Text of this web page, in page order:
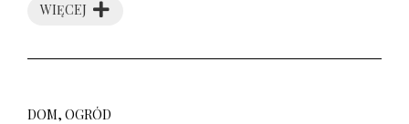
WIĘCEJ
DOM, OGRÓD